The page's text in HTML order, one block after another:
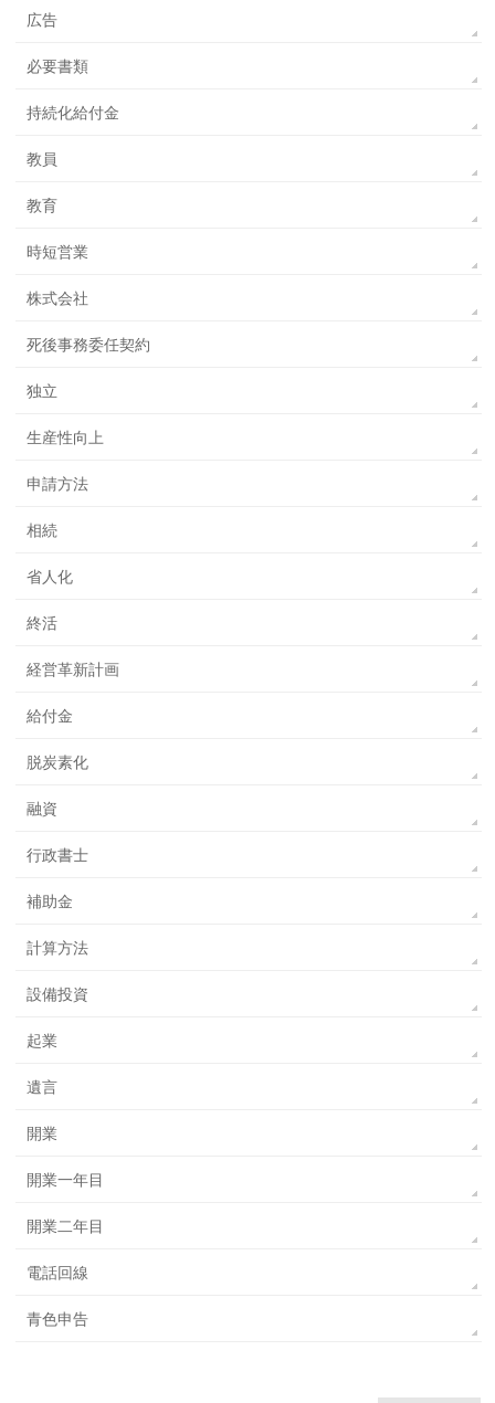
広告
必要書類
持続化給付金
教員
教育
時短営業
株式会社
死後事務委任契約
独立
生産性向上
申請方法
相続
省人化
終活
経営革新計画
給付金
脱炭素化
融資
行政書士
補助金
計算方法
設備投資
起業
遺言
開業
開業一年目
開業二年目
電話回線
青色申告